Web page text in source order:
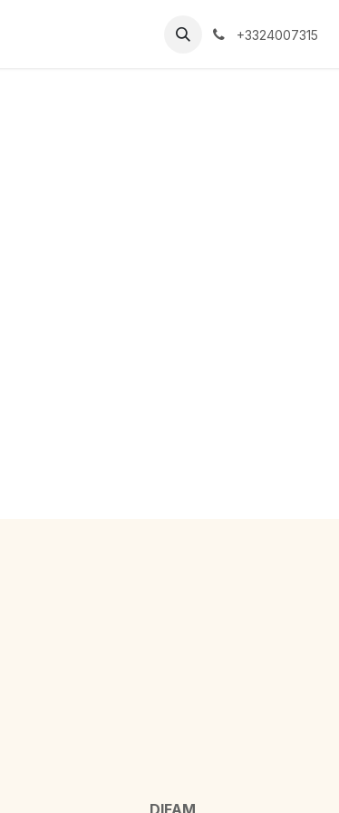
+3324007315
DIFAM